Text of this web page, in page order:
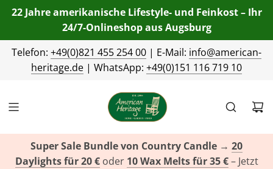
22 Jahre amerikanische Lifestyle- und Feinkost – Ihr
24/7-Onlineshop aus Augsburg
Telefon: +49(0)821 455 254 00 | E-Mail: info@american-
heritage.de | WhatsApp: +49(0)151 116 719 10
Super Sale Bundle von Country Candle → 20
Daylights für 20 €oder 10 Wax Melts für 35 €– Jetzt